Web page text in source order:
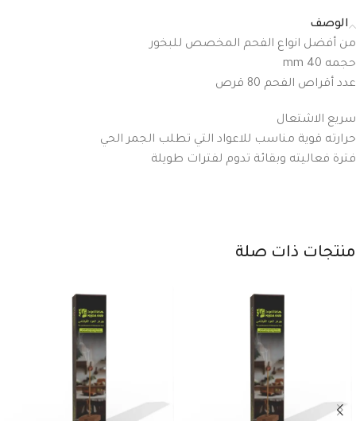
الوصف
من أفضل انواع الفحم المخصص للبخور
حجمه 40 mm
عدد أقراص الفحم 80 قرص
سريع الاشتعال
حرارته قوية مناسب للاعواد التي تطلب الجمر الحي
فترة فعاليته وبقائة تدوم لفترات طويلة
منتجات ذات صلة